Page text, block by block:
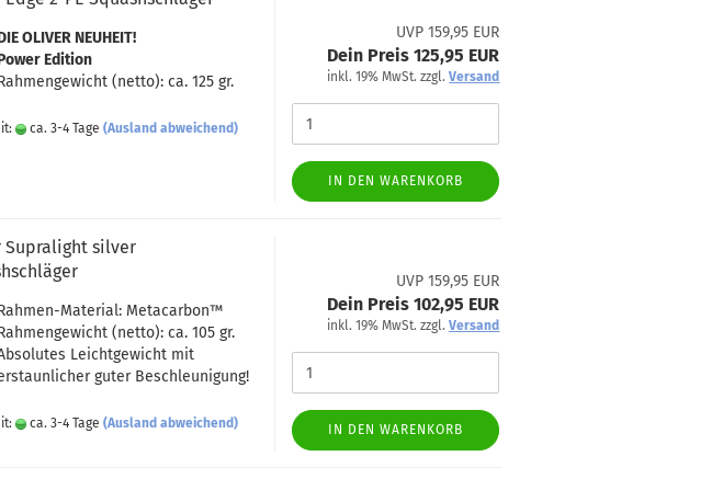
OLIVER NEUHEIT!
Edition
(netto): ca. 125 gr.
ca. 3-4 Tage (Ausland abweichend)
UVP 159,95 EUR
Dein Preis 125,95 EUR
inkl. 19% MwSt. zzgl.Versand
IN DEN WARENKORB
Supralight silver
Material: Metacarbon™
(netto): ca. 105 gr.
Leichtgewicht mit
guter Beschleunigung!
ca. 3-4 Tage (Ausland abweichend)
UVP 159,95 EUR
Dein Preis 102,95 EUR
inkl. 19% MwSt. zzgl.Versand
IN DEN WARENKORB